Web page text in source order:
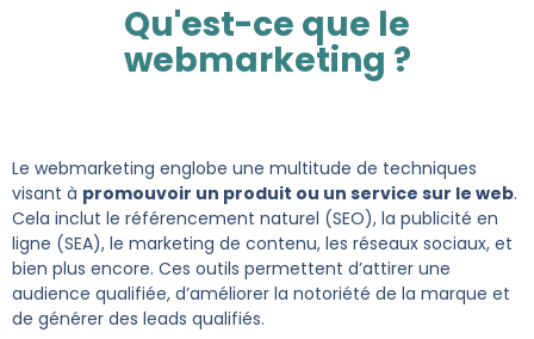
Qu'est-ce que le
webmarketing ?
Le webmarketing englobe une multitude de techniques
visant à promouvoir un produit ou un service sur le web.
Cela inclut le référencement naturel (SEO), la publicité en
ligne (SEA), le marketing de contenu, les réseaux sociaux, et
bien plus encore. Ces outils permettent d’attirer une
audience qualifiée, d’améliorer la notoriété de la marque et
de générer des leads qualifiés.